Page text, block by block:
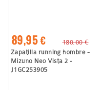
89,95 €
180,00 €
Zapatilla running hombre -
Mizuno Neo Vista 2 -
J1GC253905